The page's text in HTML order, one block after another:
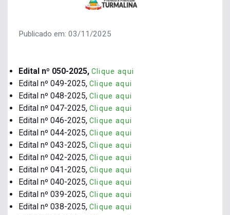
Publicado em: 03/11/2025
Edital nº 050-2025, Clique aqui
Edital nº 049-2025, Clique aqui
Edital nº 048-2025, Clique aqui
Edital nº 047-2025, Clique aqui
Edital nº 046-2025, Clique aqui
Edital nº 044-2025, Clique aqui
Edital nº 043-2025, Clique aqui
Edital nº 042-2025, Clique aqui
Edital nº 041-2025, Clique aqui
Edital nº 040-2025, Clique aqui
Edital nº 039-2025, Clique aqui
Edital nº 038-2025, Clique aqui